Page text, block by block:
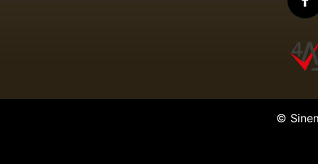
©